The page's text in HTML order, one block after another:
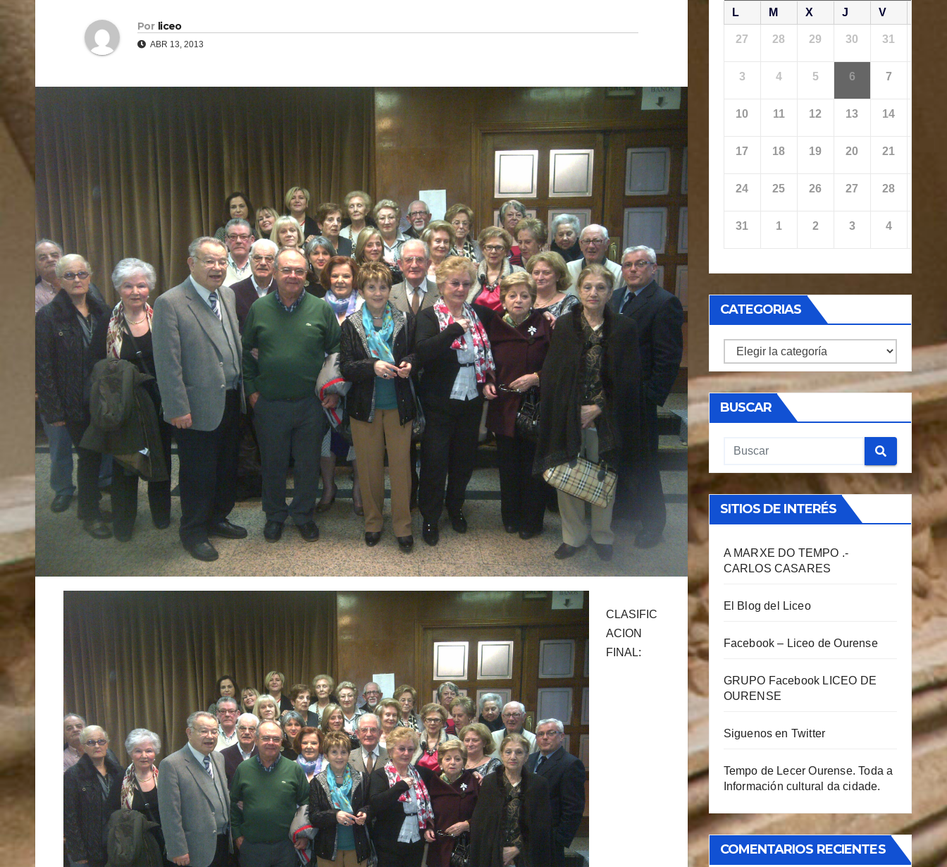
Por liceo
ABR 13, 2013
CLASIFIC
ACION
FINAL:
L M X J V
27 28 29 30 31
3 4 5 6 7
10 11 12 13 14
17 18 19 20 21
24 25 26 27 28
31 1 2 3 4
CATEGORIAS
CATEGORIAS
BUSCAR
SITIOS DE INTERÉS
A MARXE DO TEMPO .-
CARLOS CASARES
El Blog del Liceo
Facebook – Liceo de Ourense
GRUPO Facebook LICEO DE
OURENSE
Siguenos en Twitter
Tempo de Lecer Ourense. Toda a
Información cultural da cidade.
COMENTARIOS RECIENTES